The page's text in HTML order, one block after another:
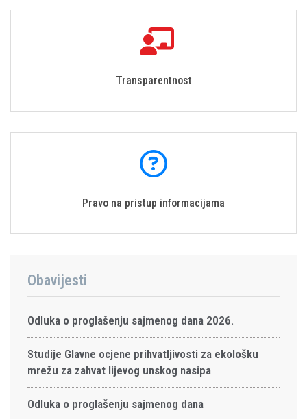
Transparentnost
Pravo na pristup informacijama
Obavijesti
Odluka o proglašenju sajmenog dana 2026.
Studije Glavne ocjene prihvatljivosti za ekološku
mrežu za zahvat lijevog unskog nasipa
Odluka o proglašenju sajmenog dana